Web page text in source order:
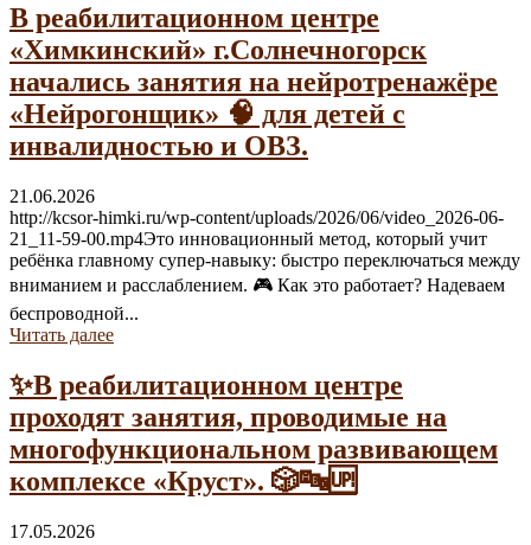
В реабилитационном центре
«Химкинский» г.Солнечногорск
начались занятия на нейротренажёре
«Нейрогонщик» 🧠 для детей с
инвалидностью и ОВЗ.
21.06.2026
http://kcsor-himki.ru/wp-content/uploads/2026/06/video_2026-06-
21_11-59-00.mp4Это инновационный метод, который учит
ребёнка главному супер-навыку: быстро переключаться между
вниманием и расслаблением. 🎮 Как это работает? Надеваем
беспроводной...
Читать далее
✨В реабилитационном центре
проходят занятия, проводимые на
многофункциональном развивающем
комплексе «Круст». 🎲🔤🆙
17.05.2026